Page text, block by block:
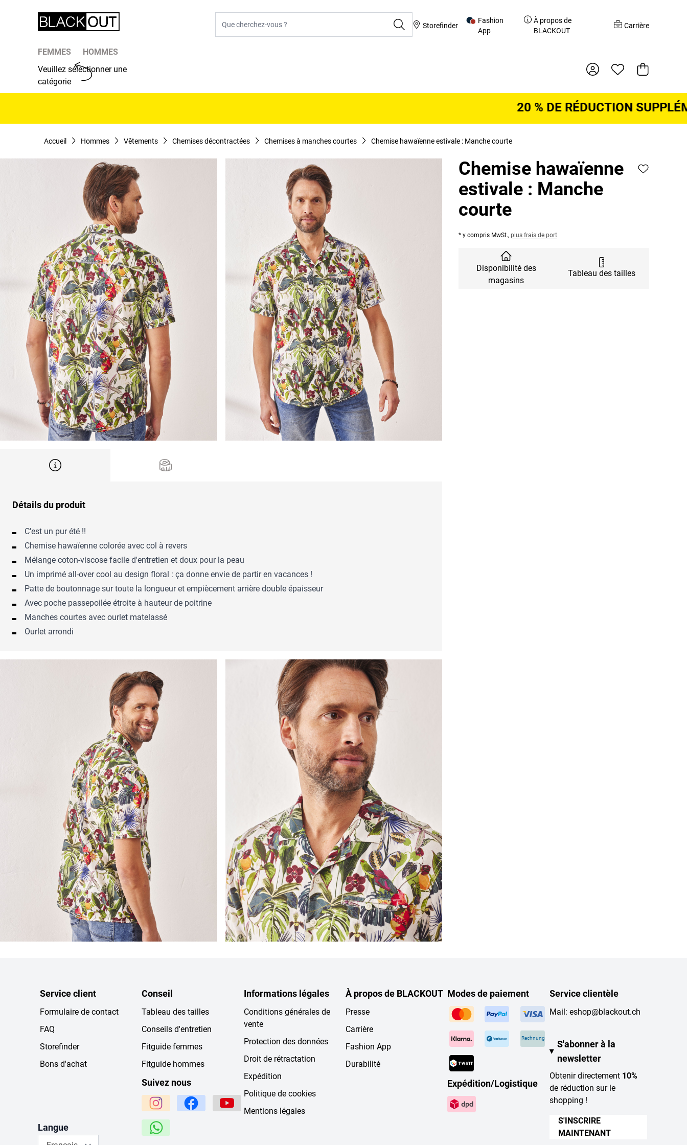
Storefinder
Fashion
App
À propos de
BLACKOUT
Carrière
FEMMES
HOMMES
Veuillez sélectionner une
catégorie
Panier
20 % DE RÉDUCTION
Accueil Hommes Vêtements Chemises décontractées Chemises à manches courtes Chemise hawaïenne estivale : Manche courte
Détails du produit
C'est un pur été !!
Chemise hawaïenne colorée avec col à revers
Mélange coton-viscose facile d'entretien et doux pour la peau
Un imprimé all-over cool au design floral : ça donne envie de partir en vacances !
Patte de boutonnage sur toute la longueur et empiècement arrière double épaisseur
Avec poche passepoilée étroite à hauteur de poitrine
Manches courtes avec ourlet matelassé
Ourlet arrondi
Chemise hawaïenne
estivale : Manche
courte
* y compris MwSt., plus frais de port
Disponibilité des
magasins
Tableau des tailles
Service client
Formulaire de contact
FAQ
Storefinder
Bons d'achat
Conseil
Tableau des tailles
Conseils d'entretien
Fitguide femmes
Fitguide hommes
Suivez nous
Informations légales
Conditions générales de
vente
Protection des données
Droit de rétractation
Expédition
Politique de cookies
Mentions légales
À propos de BLACKOUT
Presse
Carrière
Fashion App
Durabilité
Modes de paiement
Rechnung
Expédition/Logistique
Service clientèle
Mail: eshop@blackout.ch
S'abonner à la
newsletter
Obtenir directement 10%
de réduction sur le
shopping !
S'INSCRIRE
MAINTENANT
Langue